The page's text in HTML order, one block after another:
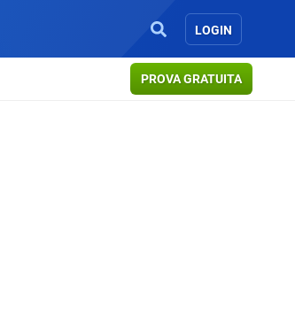
LOGIN
PROVA GRATUITA